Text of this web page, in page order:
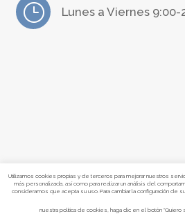
} Lunes a Viernes 9:00-
Utilizamos cookies propias y de terceros para mejorar nuestros
más personalizada, así como para realizar un análisis del
consideramos que acepta su uso. Para cambiar la configuración de
nuestra política de cookies, haga clic en el botón "Quiero